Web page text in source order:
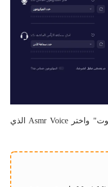
انقر على "صندوق صوت" واختر Asmr Voice الذي